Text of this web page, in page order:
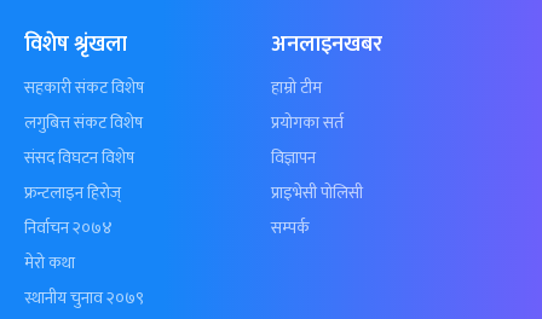
विशेष श्रृंखला
सहकारी संकट विशेष
लगुबित्त संकट विशेष
संसद विघटन विशेष
फ्रन्टलाइन हिरोज्
निर्वाचन २०७४
मेरो कथा
स्थानीय चुनाव २०७९
अनलाइनखबर
हाम्रो टीम
प्रयोगका सर्त
विज्ञापन
प्राइभेसी पोलिसी
सम्पर्क